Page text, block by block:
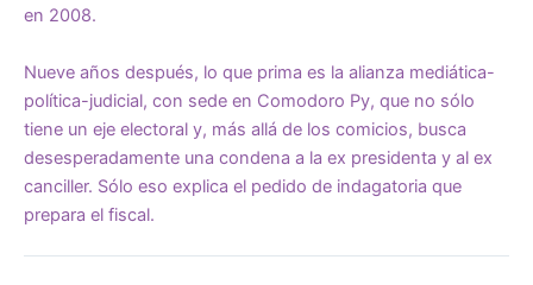
en 2008.
Nueve años después, lo que prima es la alianza mediática-
política-judicial, con sede en Comodoro Py, que no sólo
tiene un eje electoral y, más allá de los comicios, busca
desesperadamente una condena a la ex presidenta y al ex
canciller. Sólo eso explica el pedido de indagatoria que
prepara el fiscal.